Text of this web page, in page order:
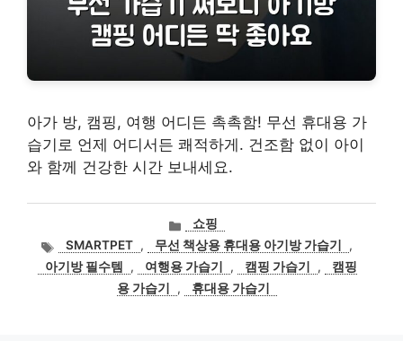
아가 방, 캠핑, 여행 어디든 촉촉함! 무선 휴대용 가
습기로 언제 어디서든 쾌적하게. 건조함 없이 아이
와 함께 건강한 시간 보내세요.
카
테
고
리
쇼핑
태
그
SMARTPET , 무선 책상용 휴대용 아기방 가습기
,
아기방 필수템
, 여행용 가습기 , 캠핑 가습기 ,
캠핑
용 가습기
, 휴대용 가습기